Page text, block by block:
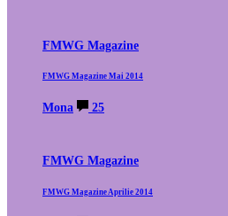
FMWG Magazine
FMWG Magazine Mai 2014
Mona 25
FMWG Magazine
FMWG Magazine Aprilie 2014